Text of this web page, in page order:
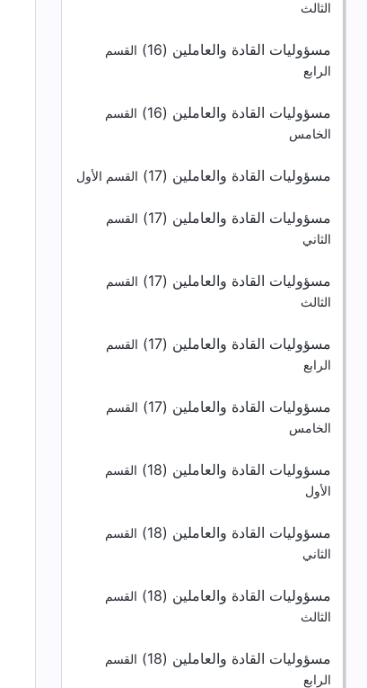
الثالث
مسؤوليات القادة والعاملين (16)
القسم
الرابع
مسؤوليات القادة والعاملين (16)
القسم
الخامس
مسؤوليات القادة والعاملين (17) القسم الأول
مسؤوليات القادة والعاملين (17)
القسم
الثاني
مسؤوليات القادة والعاملين (17)
القسم
الثالث
مسؤوليات القادة والعاملين (17)
القسم
الرابع
مسؤوليات القادة والعاملين (17)
القسم
الخامس
مسؤوليات القادة والعاملين (18)
القسم
الأول
مسؤوليات القادة والعاملين (18)
القسم
الثاني
مسؤوليات القادة والعاملين (18)
القسم
الثالث
مسؤوليات القادة والعاملين (18)
القسم
الرابع